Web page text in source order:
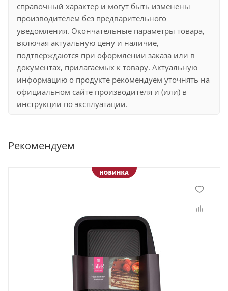
справочный характер и могут быть изменены
производителем без предварительного
уведомления. Окончательные параметры товара,
включая актуальную цену и наличие,
подтверждаются при оформлении заказа или в
документах, прилагаемых к товару. Актуальную
информацию о продукте рекомендуем уточнять на
официальном сайте производителя и (или) в
инструкции по эксплуатации.
Рекомендуем